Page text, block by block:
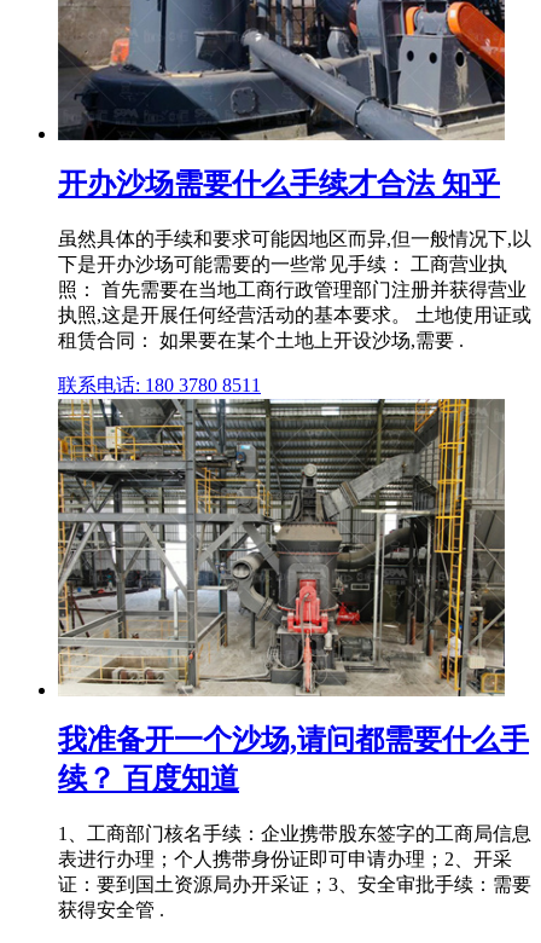
开办沙场需要什么手续才合法 知乎
虽然具体的手续和要求可能因地区而异,但一般情况下,以
下是开办沙场可能需要的一些常见手续： 工商营业执
照： 首先需要在当地工商行政管理部门注册并获得营业
执照,这是开展任何经营活动的基本要求。 土地使用证或
租赁合同： 如果要在某个土地上开设沙场,需要 .
联系电话: 180 3780 8511
我准备开一个沙场,请问都需要什么手
续？ 百度知道
1、工商部门核名手续：企业携带股东签字的工商局信息
表进行办理；个人携带身份证即可申请办理；2、开采
证：要到国土资源局办开采证；3、安全审批手续：需要
获得安全管 .